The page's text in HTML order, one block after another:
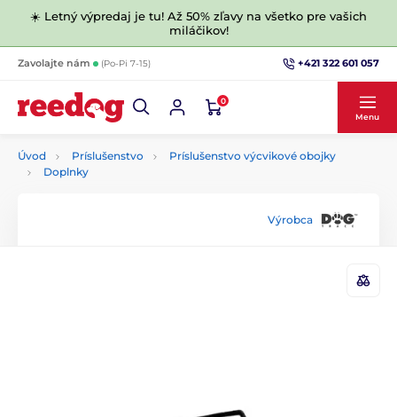
☀️ Letný výpredaj je tu! Až 50% zľavy na všetko pre vašich
miláčikov!
Zavolajte nám (Po-Pi 7-15) +421 322 601 057
0
Menu
Úvod Príslušenstvo
Príslušenstvo výcvikové obojky
Doplnky
Výrobca